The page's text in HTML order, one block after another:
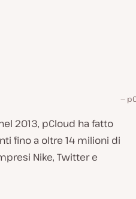
2013, pCloud ha fatto
fino a oltre 14 milioni di
Nike, Twitter e